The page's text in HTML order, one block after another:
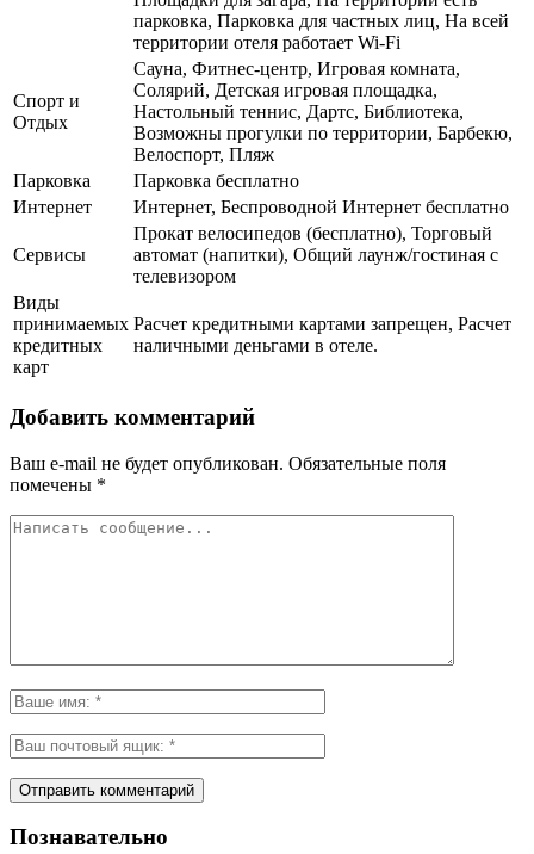
парковка, Парковка для частных лиц, На всей
территории отеля работает Wi-Fi
Спорт и
Отдых
Сауна, Фитнес-центр, Игровая комната,
Солярий, Детская игровая площадка,
Настольный теннис, Дартс, Библиотека,
Возможны прогулки по территории, Барбекю,
Велоспорт, Пляж
Парковка
Парковка бесплатно
Интернет
Интернет, Беспроводной Интернет бесплатно
Сервисы
Прокат велосипедов (бесплатно), Торговый
автомат (напитки), Общий лаунж/гостиная с
телевизором
Виды
принимаемых
кредитных
карт
Расчет кредитными картами запрещен, Расчет
наличными деньгами в отеле.
Добавить комментарий
Ваш e-mail не будет опубликован. Обязательные поля
помечены *
Познавательно